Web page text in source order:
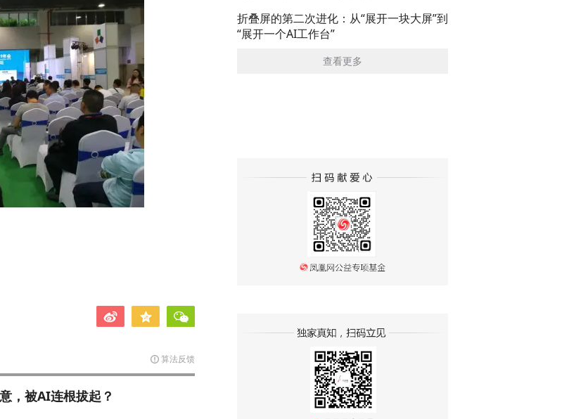
算法反馈
，被AI连根拔起？
折叠屏的第二次进化：从“展开一块大屏”到
“展开一个AI工作台”
查看更多